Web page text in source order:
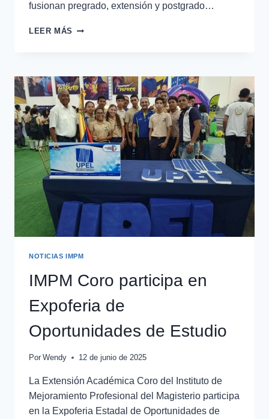
fusionan pregrado, extensión y postgrado…
LEER MÁS
NOTICIAS IMPM
IMPM Coro participa en
Expoferia de
Oportunidades de Estudio
Por Wendy 12 de junio de 2025
La Extensión Académica Coro del Instituto de
Mejoramiento Profesional del Magisterio participa
en la Expoferia Estadal de Oportunidades de